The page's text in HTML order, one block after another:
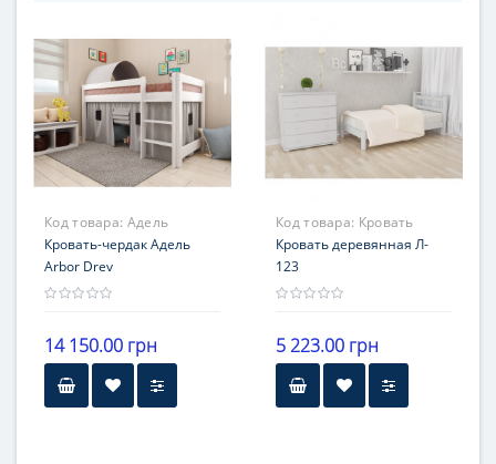
Код товара: Адель
Кровать-чердак Адель
Arbor Drev
14 150.00 грн
Код товара: Кровать
деревянная Л- 123
Кровать деревянная Л-
123
5 223.00 грн